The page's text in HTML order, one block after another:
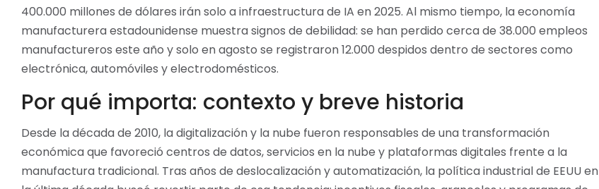
400.000 millones de dólares irán solo a infraestructura de IA en 2025. Al mismo tiempo, la economía
manufacturera estadounidense muestra signos de debilidad: se han perdido cerca de 38.000 empleos
manufactureros este año y solo en agosto se registraron 12.000 despidos dentro de sectores como
electrónica, automóviles y electrodomésticos.
Por qué importa: contexto y breve historia
Desde la década de 2010, la digitalización y la nube fueron responsables de una transformación
económica que favoreció centros de datos, servicios en la nube y plataformas digitales frente a la
manufactura tradicional. Tras años de deslocalización y automatización, la política industrial de EEUU en